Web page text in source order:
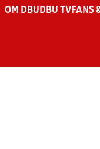
OM DBU DBU TV FANS